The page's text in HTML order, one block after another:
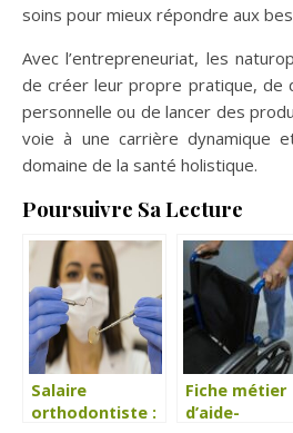
soins pour mieux répondre aux
Avec l’entrepreneuriat, les
de créer leur propre pratique, de
personnelle ou de lancer des
voie à une carrière dynamique
domaine de la santé holistique.
Poursuivre Sa Lecture
Salaire
orthodontiste :
Fiche métier
d’aide-